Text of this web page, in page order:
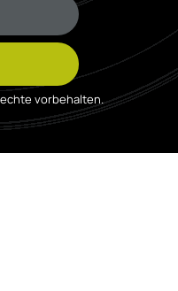
vorbehalten.